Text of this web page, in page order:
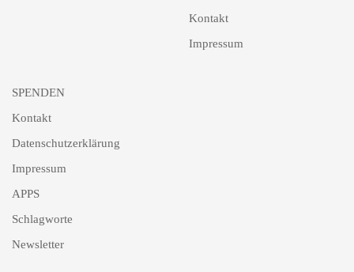
Kontakt
Impressum
SPENDEN
Kontakt
Datenschutzerklärung
Impressum
APPS
Schlagworte
Newsletter